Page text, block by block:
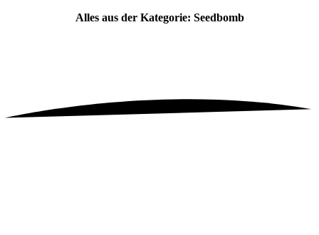
Alles aus der Kategorie: Seedbomb